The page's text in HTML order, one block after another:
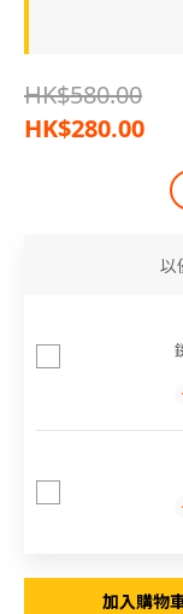
HK$580.00
HK$280.00
以
加入購物